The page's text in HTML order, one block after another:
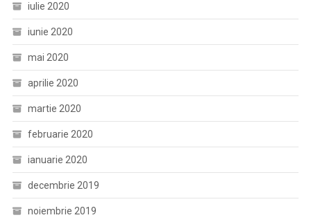
iulie 2020
iunie 2020
mai 2020
aprilie 2020
martie 2020
februarie 2020
ianuarie 2020
decembrie 2019
noiembrie 2019